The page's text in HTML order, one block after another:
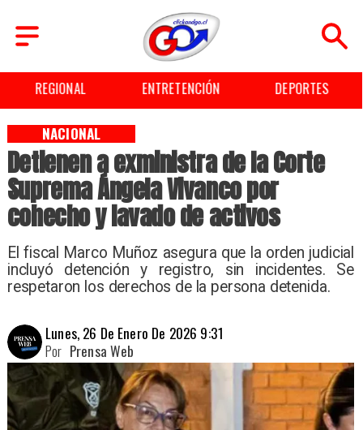
REGIONAL ENTRETENCIÓN DEPORTES
Detienen a exministra de la Corte
Suprema Ángela Vivanco por
cohecho y lavado de activos
El fiscal Marco Muñoz asegura que la orden judicial
incluyó detención y registro, sin incidentes. Se
respetaron los derechos de la persona detenida.
NACIONAL
Lunes, 26 De Enero De 2026 9:31
Prensa Web
Por